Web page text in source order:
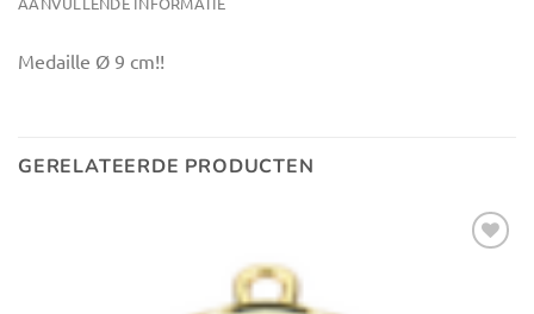
Medaille Ø 9 cm!!
GERELATEERDE PRODUCTEN